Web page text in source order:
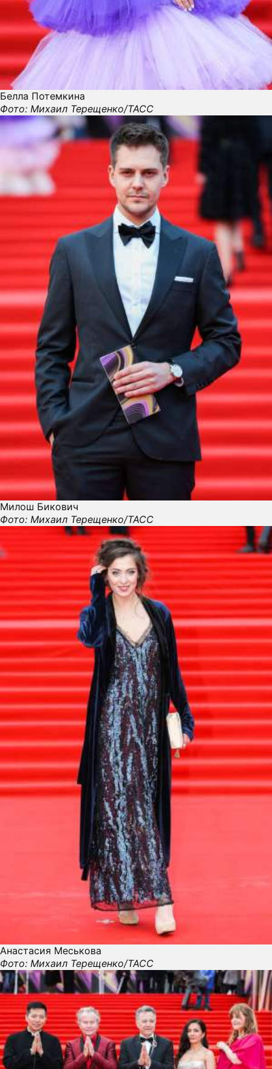
Белла Потемкина
Фото: Михаил Терещенко/ТАСС
Милош Бикович
Фото: Михаил Терещенко/ТАСС
Анастасия Меськова
Фото: Михаил Терещенко/ТАСС